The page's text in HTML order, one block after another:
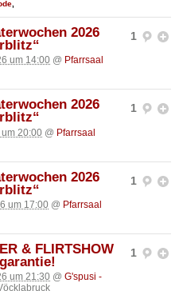
1
2026
um 14:00 @ Pfarrsaal
1
2026
20:00 @ Pfarrsaal
1
2026
um 17:00 @ Pfarrsaal
1
& FLIRTSHOW
um 21:30 @ G'spusi -